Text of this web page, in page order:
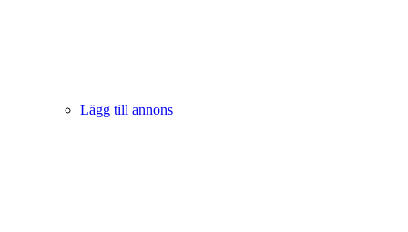
Lägg till annons